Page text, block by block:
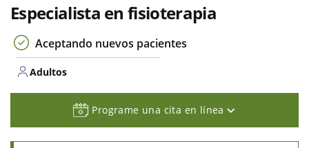
Especialista en fisioterapia
Aceptando nuevos pacientes
Adultos
Programe una cita en línea